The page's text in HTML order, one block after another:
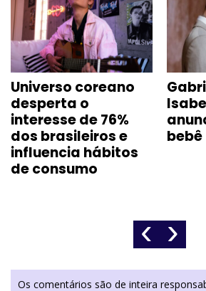
Universo coreano
desperta o
interesse de 76%
dos brasileiros e
influencia hábitos
de consumo
bebê
‹ ›
Os comentários são de inteira